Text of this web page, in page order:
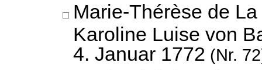
Marie-Thérèse de
Karoline Luise von
4. Januar 1772 (Nr.